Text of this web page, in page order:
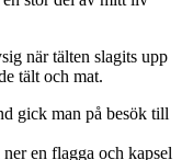
när tälten slagits upp
tält och mat.
gick man på besök till
en flagga och kapsel